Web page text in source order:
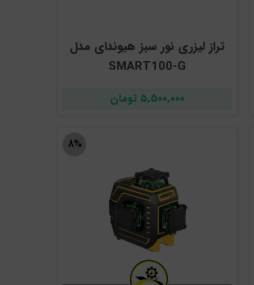
تراز لیزری نور سبز هیوندای مدل
SMART100-G
۵,۵۰۰,۰۰۰ تومان
۸%